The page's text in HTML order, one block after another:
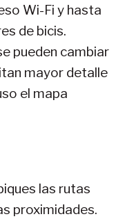
Wi-Fi y hasta
de bicis.
pueden cambiar
mayor detalle
el mapa
las rutas
proximidades.